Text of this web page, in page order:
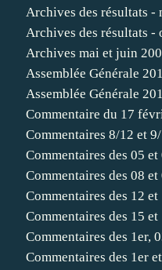
Archives des résultats -
Archives des résultats -
Archives mai et juin
Assemblée Générale
Assemblée Générale
Commentaire du 17
Commentaires 8/12 et
Commentaires des 05
Commentaires des 08 et
Commentaires des 12
Commentaires des 15
Commentaires des 1er,
Commentaires des 1er